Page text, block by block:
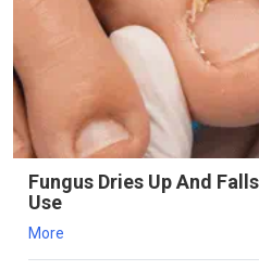
Fungus Dries Up And
Use
More